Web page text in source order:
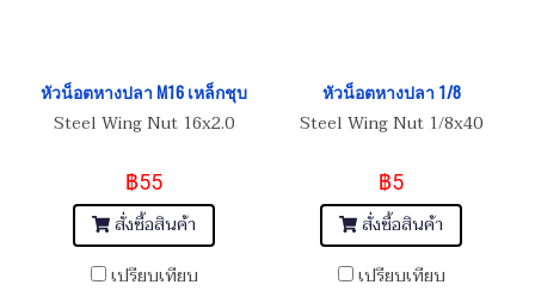
หัวน็อตหางปลา M16 เหล็กชุบ
Steel Wing Nut 16x2.0
฿55
สั่งซื้อสินค้า
เปรียบเทียบ
หัวน็อตหางปลา 1/8
Steel Wing Nut 1/8x40
฿5
สั่งซื้อสินค้า
เปรียบเทียบ